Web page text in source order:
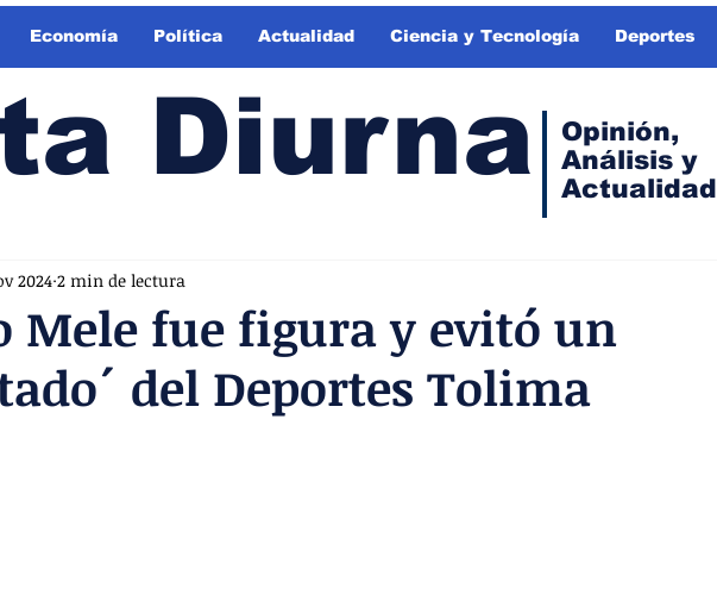
Economía Política Actualidad Ciencia y Tecnología Deportes
Diurna
Opinión,
Análisis y
Actualidad
Mele fue figura y evitó un
del Deportes Tolima
2024 2 min de lectura